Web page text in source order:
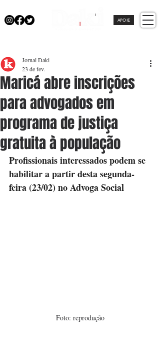
APOIE
Maricá abre inscrições
para advogados em
programa de justiça
gratuita à população
Jornal Daki
23 de fev.
Profissionais interessados podem se
habilitar a partir desta segunda-
feira (23/02) no Advoga Social
Foto: reprodução